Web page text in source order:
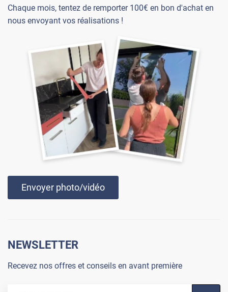
Chaque mois, tentez de remporter 100€ en bon d'achat en
nous envoyant vos réalisations !
Envoyer photo/vidéo
NEWSLETTER
Recevez nos offres et conseils en avant première